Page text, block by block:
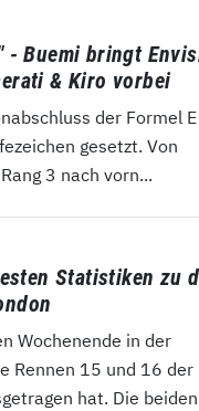
- Buemi bringt
& Kiro vorbei
der Formel
gesetzt. Von
3 nach vorn...
Statistiken zu
Wochenende in der
Rennen 15 und 16 der
hat. Die beiden